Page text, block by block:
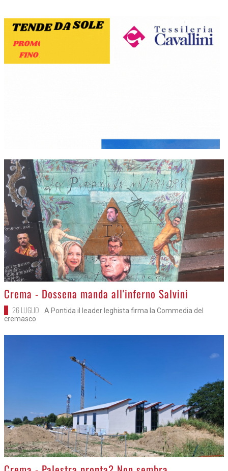
>
Crema - Dossena manda all'inferno Salvini
26 LUGLIO
A Pontida il leader leghista firma la Commedia del
cremasco
>